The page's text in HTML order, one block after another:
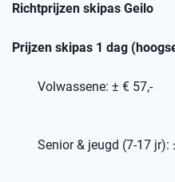
Richtprijzen skipas Geilo
Prijzen skipas 1 dag
Volwassene: ± € 57,-
Senior & jeugd (7-17 jr):